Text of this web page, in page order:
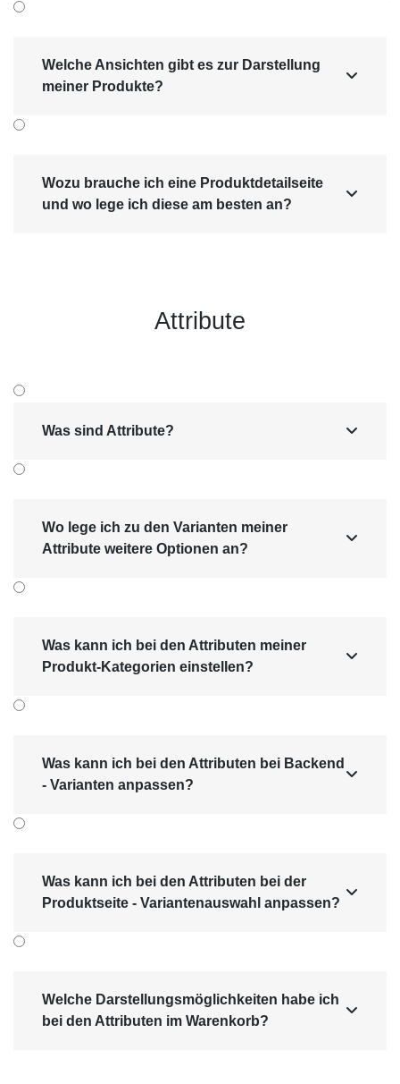
Welche Ansichten gibt es zur Darstellung
meiner Produkte?

Wozu brauche ich eine Produktdetailseite
und wo lege ich diese am besten an?

Attribute
Was sind Attribute? 
Wo lege ich zu den Varianten meiner
Attribute weitere Optionen an?

Was kann ich bei den Attributen meiner
Produkt-Kategorien einstellen?

Was kann ich bei den Attributen bei Backend
- Varianten anpassen?

Was kann ich bei den Attributen bei der
Produktseite - Variantenauswahl anpassen?

Welche Darstellungsmöglichkeiten habe ich
bei den Attributen im Warenkorb?
